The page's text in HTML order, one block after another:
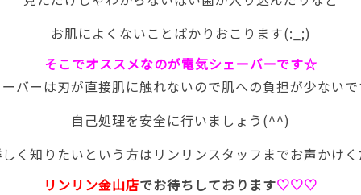
お肌によくないことばかりおこります(:_;)
そこでオススメなのが電気シェーバーです☆
バーは刃が直接肌に触れないので肌への負担が少ない
自己処理を安全に行いましょう(^^)
く知りたいという方はリンリンスタッフまでお声かけ
リンリン金山店でお待ちしております♡♡♡